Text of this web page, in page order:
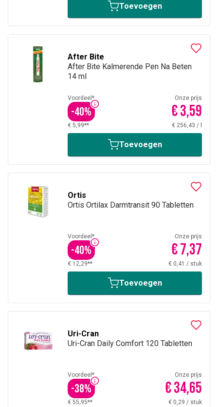
Toevoegen
After Bite
After Bite Kalmerende Pen Na Beten
14 ml
Voordeel*
-40%
Onze prijs
€ 3,59
€ 5,99** € 256,43 /
Toevoegen
Ortis
Ortis Ortilax Darmtransit 90 Tabletten
Voordeel*
-40%
Onze prijs
€ 7,37
€ 12,29** € 0,41 / stuk
Toevoegen
Uri-Cran
Uri-Cran Daily Comfort 120 Tabletten
Voordeel*
-38%
Onze prijs
€ 34,65
€ 55,95** € 0,29 / stuk